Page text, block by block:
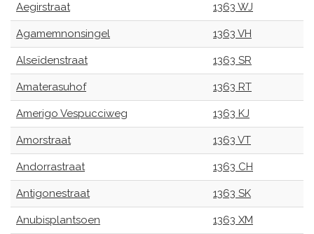
Aegirstraat 1363 WJ
Agamemnonsingel 1363 VH
Alseïdenstraat 1363 SR
Amaterasuhof 1363 RT
Amerigo Vespucciweg 1363 KJ
Amorstraat 1363 VT
Andorrastraat 1363 CH
Antigonestraat 1363 SK
Anubisplantsoen 1363 XM